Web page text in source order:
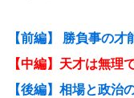
【前編】 勝負事の才
【中編】天才は無理
【後編】相場と政治